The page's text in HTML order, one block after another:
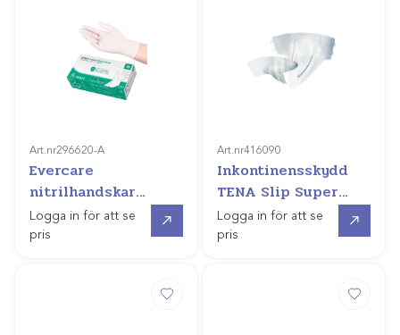
Art.nr296620-A
Evercare
nitrilhandskar
(frost)
Logga in för att se
pris
Art.nr416090
Inkontinensskydd
TENA Slip Super
28st
Logga in för att se
pris